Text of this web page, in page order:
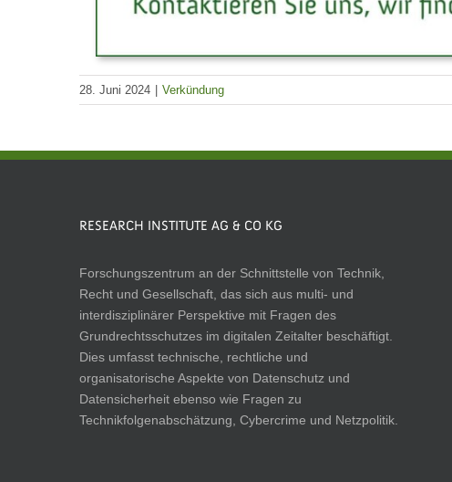
28. Juni 2024 Verkündung
RESEARCH INSTITUTE AG & CO KG
Forschungszentrum an der Schnittstelle von Technik,
Recht und Gesellschaft, das sich aus multi- und
interdisziplinärer Perspektive mit Fragen des
Grundrechtsschutzes im digitalen Zeitalter beschäftigt.
Dies umfasst technische, rechtliche und
organisatorische Aspekte von Datenschutz und
Datensicherheit ebenso wie Fragen zu
Technikfolgenabschätzung, Cybercrime und Netzpolitik.